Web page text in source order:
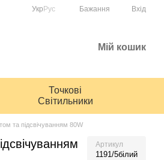
Укр Рус Бажання Вхід
Мій кошик
Точкові
Світильники
та підсвічуванням 80W
Артикул
1191/5білий